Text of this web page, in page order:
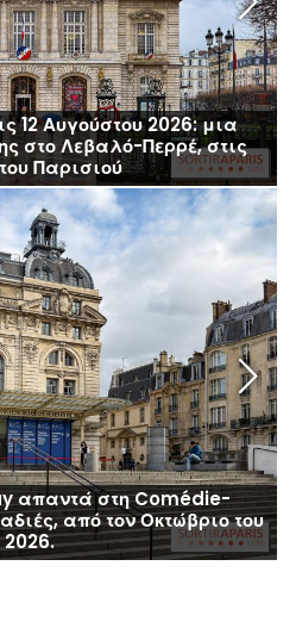
12 Αυγούστου 2026: μια
στο Λεβαλό-Περρέ, στις
Παρισιού
απαντά στη Comédie-
από τον Οκτώβριο του
2026.